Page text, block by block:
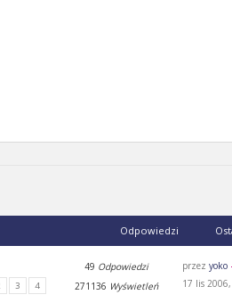
Odpowiedzi
3 4
49 Odpowiedzi
271136 Wyświetleń
przezyoko
17 lis